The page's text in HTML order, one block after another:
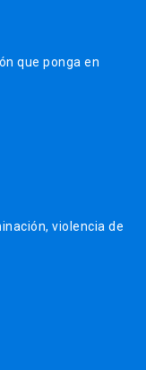
que ponga en
violencia de